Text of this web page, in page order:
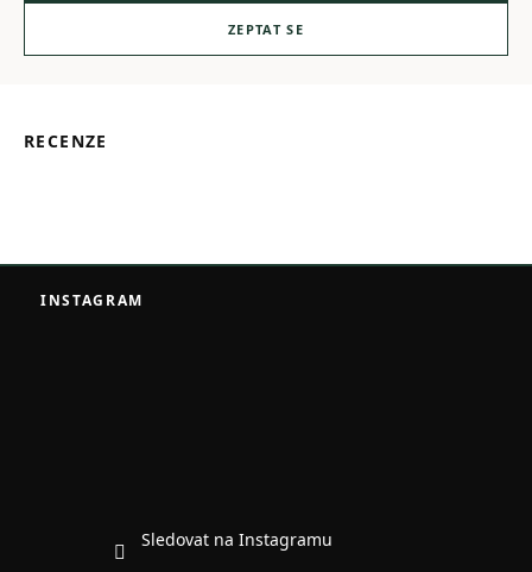
ZEPTAT SE
RECENZE
Z
INSTAGRAM
Sledovat na Instagramu